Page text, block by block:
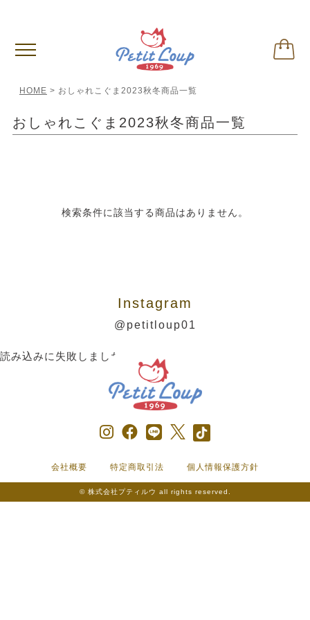
HOME おしゃれこぐま2023秋冬商品一覧
おしゃれこぐま2023秋冬商品一覧
検索条件に該当する商品はありません。
Instagram
@petitloup01
読み込みに失敗しました。
会社概要 特定商取引法 個人情報保護方針
© 株式会社プティルウ all rights reserved.